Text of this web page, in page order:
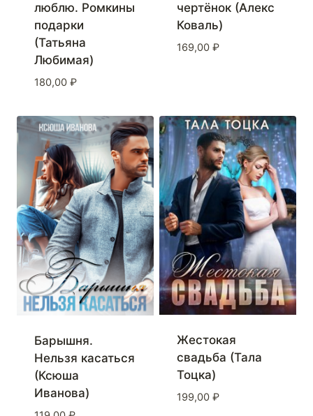
люблю. Ромкины
подарки
(Татьяна
Любимая)
180,00 ₽
чертёнок (Алекс
Коваль)
169,00 ₽
Барышня.
Нельзя касаться
(Ксюша
Иванова)
Жестокая
свадьба (Тала
Тоцка)
199,00 ₽